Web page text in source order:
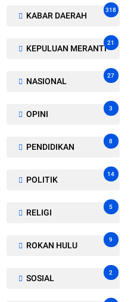
KABAR DAERAH
318
KEPULUAN MERANTI
21
NASIONAL
27
OPINI
3
PENDIDIKAN
8
POLITIK
14
RELIGI
5
ROKAN HULU
9
SOSIAL
2